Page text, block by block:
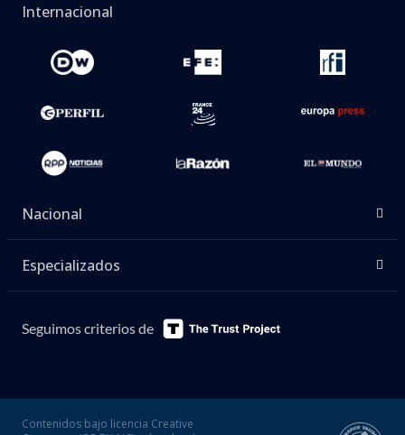
Internacional
Nacional
Especializados
Seguimos criterios de
Contenidos bajo licencia Creative